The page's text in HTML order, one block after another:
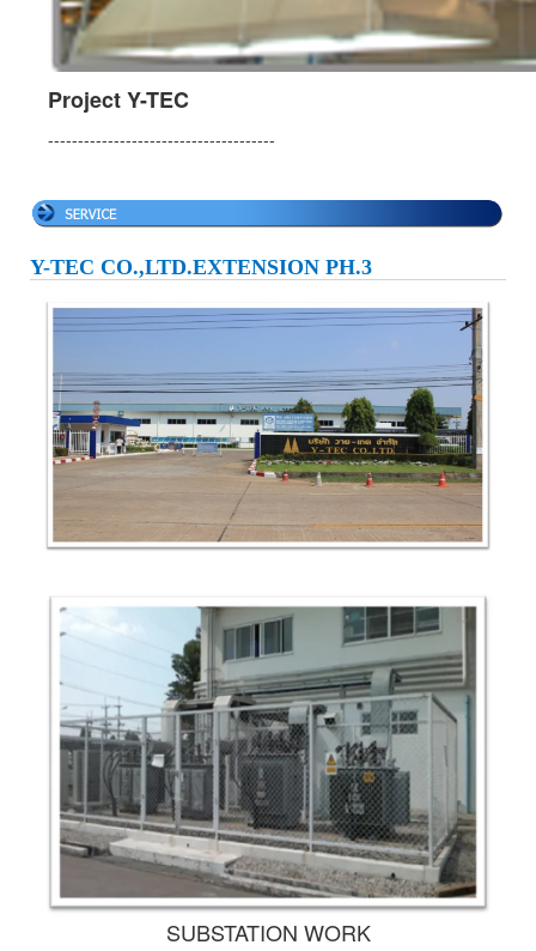
Project Y-TEC
--------------------------------------
Y-TEC CO.,LTD.EXTENSION PH.3
SUBSTATION WORK